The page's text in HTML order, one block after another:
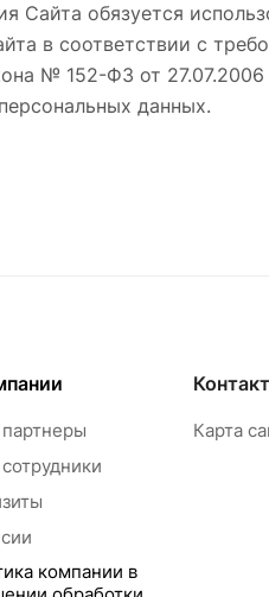
Сайта обязуется
в соответствии с
№ 152-ФЗ от
данных.
компании в
Карта